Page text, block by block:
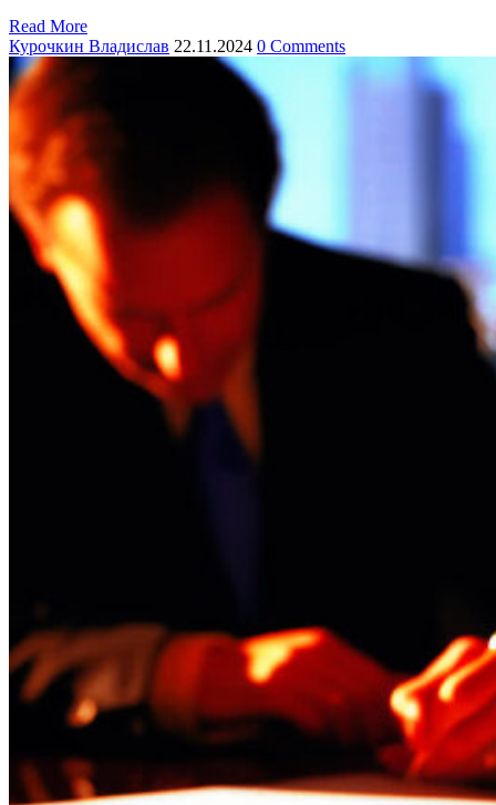
Read More
Курочкин Владислав 22.11.2024 0 Comments